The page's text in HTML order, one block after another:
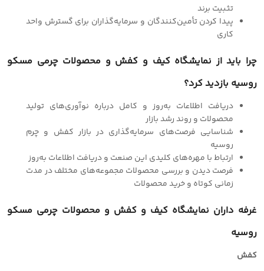
تثبیت برند
پیدا کردن تأمین‌کنندگان و سرمایه‌گذاران برای گسترش واحد
کاری
چرا باید از نمایشگاه کیف و کفش و محصولات چرمی مسکو
روسیه بازدید کرد؟
دریافت اطلاعات به‌روز و کامل درباره نوآوری‌های تولید
محصولات و روند رشد بازار
شناسایی فرصت‌های سرمایه‌گذاری در بازار کفش و چرم
روسیه
ارتباط با مهره‌های کلیدی این صنعت و دریافت اطلاعات به‌روز
فرصت دیدن و بررسی محصولات مجموعه‌های مختلف در مدت
زمانی کوتاه و خرید محصولات
غرفه داران نمایشگاه کیف و کفش و محصولات چرمی مسکو
روسیه
کفش